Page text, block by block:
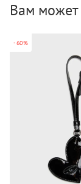
Вам может
-60%